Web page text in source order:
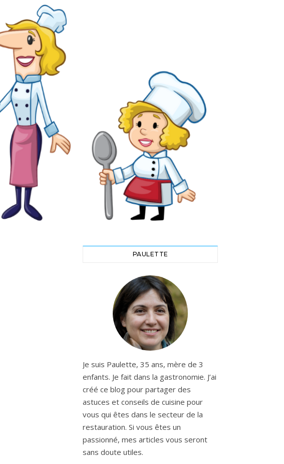
PAULETTE
Je suis Paulette, 35 ans, mère de 3
enfants. Je fait dans la gastronomie. J’ai
créé ce blog pour partager des
astuces et conseils de cuisine pour
vous qui êtes dans le secteur de la
restauration. Si vous êtes un
passionné, mes articles vous seront
sans doute utiles.